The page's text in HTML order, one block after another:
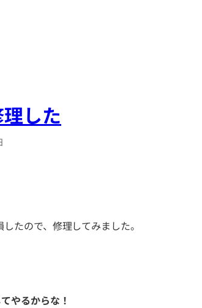
した
たので、修理してみました。
やるからな！